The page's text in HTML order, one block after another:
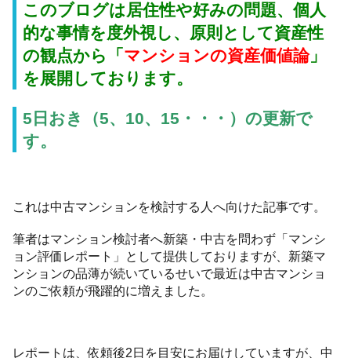
このブログは居住性や好みの問題、個人
的な事情を度外視し、原則として資産性
の観点から「 マンションの資産価値論」
を展開しております。
5日おき（5、10、15・・・）の更新で
す。
これは中古マンションを検討する人へ向けた記事です。
筆者はマンション検討者へ新築・中古を問わず「マンシ
ョン評価レポート」として提供しておりますが、新築マ
ンションの品薄が続いているせいで最近は中古マンショ
ンのご依頼が飛躍的に増えました。
レポートは、依頼後2日を目安にお届けしていますが、中